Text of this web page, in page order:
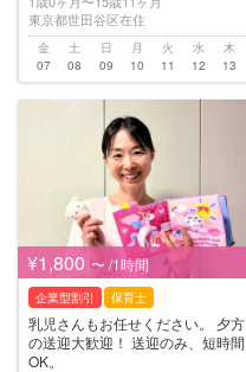
東京都世田谷区在住
金
07
土
08
日
09
月
10
火
11
水
12
木
13
¥1,800 〜 /1時間
企業型割引 保育士
乳児さんもお任せください。 夕方
の送迎大歓迎！ 送迎のみ、短時間
OK。